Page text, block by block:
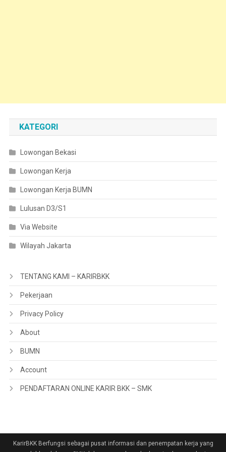
KATEGORI
Lowongan Bekasi
Lowongan Kerja
Lowongan Kerja BUMN
Lulusan D3/S1
Via Website
Wilayah Jakarta
TENTANG KAMI – KARIRBKK
Pekerjaan
Privacy Policy
About
BUMN
Account
PENDAFTARAN ONLINE KARIR BKK – SMK
KarirBKK Berfungsi sebagai pusat informasi dan penempatan kerja yang